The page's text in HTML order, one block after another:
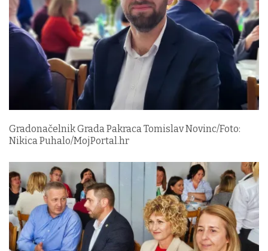
Gradonačelnik Grada Pakraca Tomislav Novinc/Foto:
Nikica Puhalo/MojPortal.hr